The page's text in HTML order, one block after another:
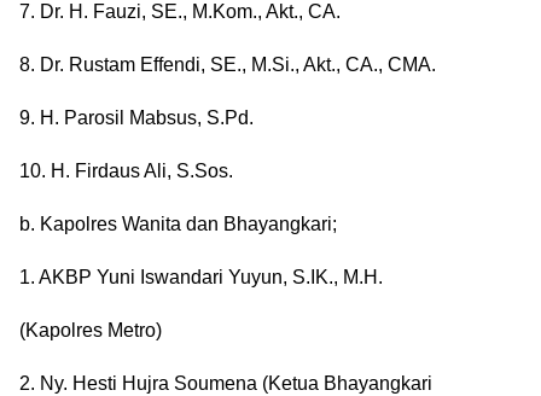
7. Dr. H. Fauzi, SE., M.Kom., Akt., CA.
8. Dr. Rustam Effendi, SE., M.Si., Akt., CA., CMA.
9. H. Parosil Mabsus, S.Pd.
10. H. Firdaus Ali, S.Sos.
b. Kapolres Wanita dan Bhayangkari;
1. AKBP Yuni Iswandari Yuyun, S.IK., M.H.
(Kapolres Metro)
2. Ny. Hesti Hujra Soumena (Ketua Bhayangkari